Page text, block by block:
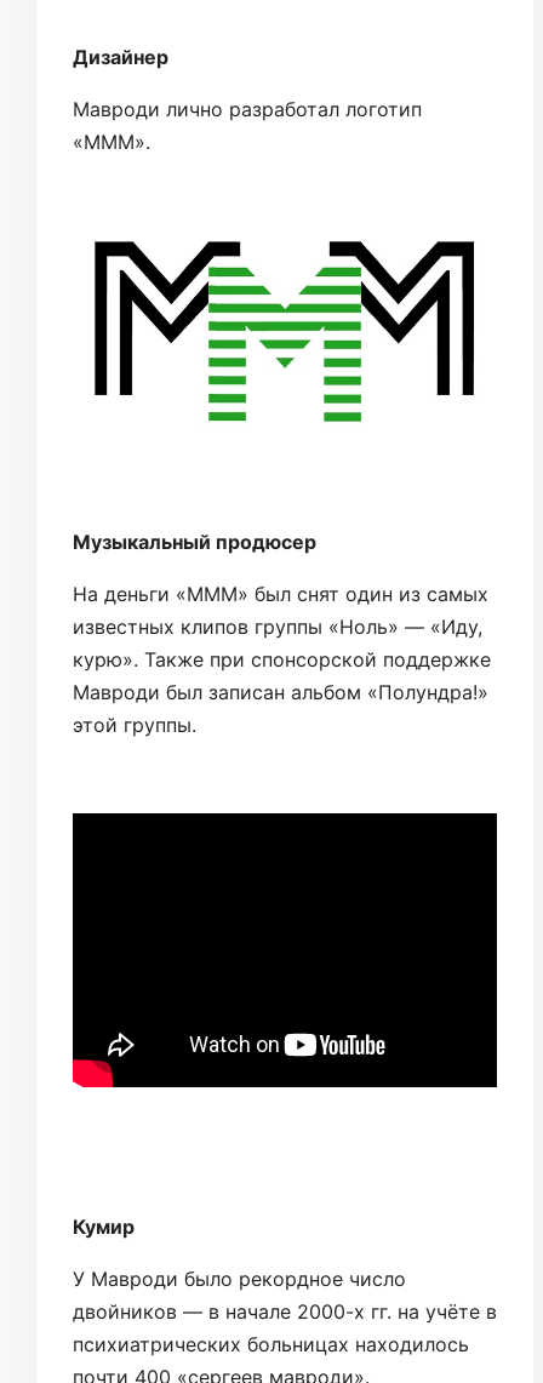
Дизайнер
Мавроди лично разработал логотип
«МММ».
Музыкальный продюсер
На деньги «МММ» был снят один из самых
известных клипов группы «Ноль» — «Иду,
курю». Также при спонсорской поддержке
Мавроди был записан альбом «Полундра!»
этой группы.
Кумир
У Мавроди было рекордное число
двойников — в начале 2000-х гг. на учёте в
психиатрических больницах находилось
почти 400 «сергеев мавроди».